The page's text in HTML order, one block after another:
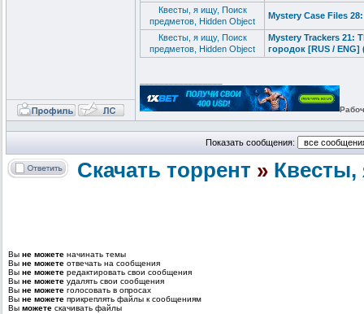
Квесты, я ищу, Поиск
предметов, Hidden Object
Mystery Case Files
Квесты, я ищу, Поиск
предметов, Hidden Object
Mystery Trackers 21:
городок [RUS / ENG]
Показать сообщения:
Скачать торрент » Квесты,
Вы не можете начинать темы
Вы не можете отвечать на сообщения
Вы не можете редактировать свои сообщения
Вы не можете удалять свои сообщения
Вы не можете голосовать в опросах
Вы не можете прикреплять файлы к сообщениям
Вы можете скачивать файлы